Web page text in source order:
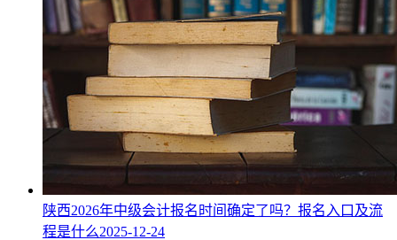
陕西2026年中级会计报名时间确定了吗？报名入口及流
程是什么2025-12-24